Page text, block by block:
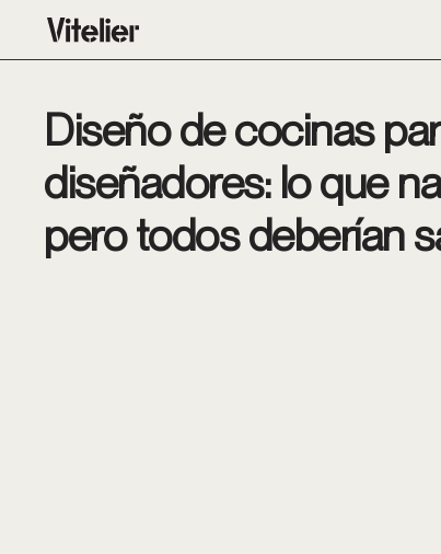
Diseño de cocinas
diseñadores: lo que
pero todos deberían